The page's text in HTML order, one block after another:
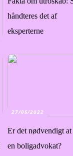
håndteres det af
eksperterne
27/05/2022
Er det nødvendigt
en boligadvokat?